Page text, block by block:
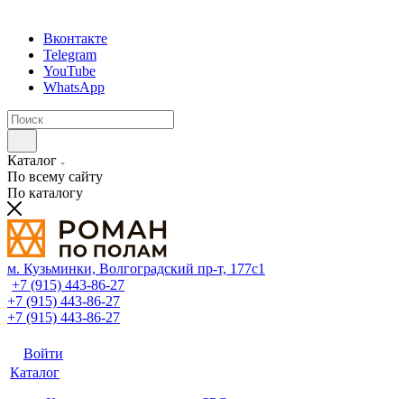
Вконтакте
Telegram
YouTube
WhatsApp
Каталог
По всему сайту
По каталогу
м. Кузьминки, Волгоградский пр‑т, 177с1
+7 (915) 443-86-27
+7 (915) 443-86-27
+7 (915) 443-86-27
Войти
Каталог